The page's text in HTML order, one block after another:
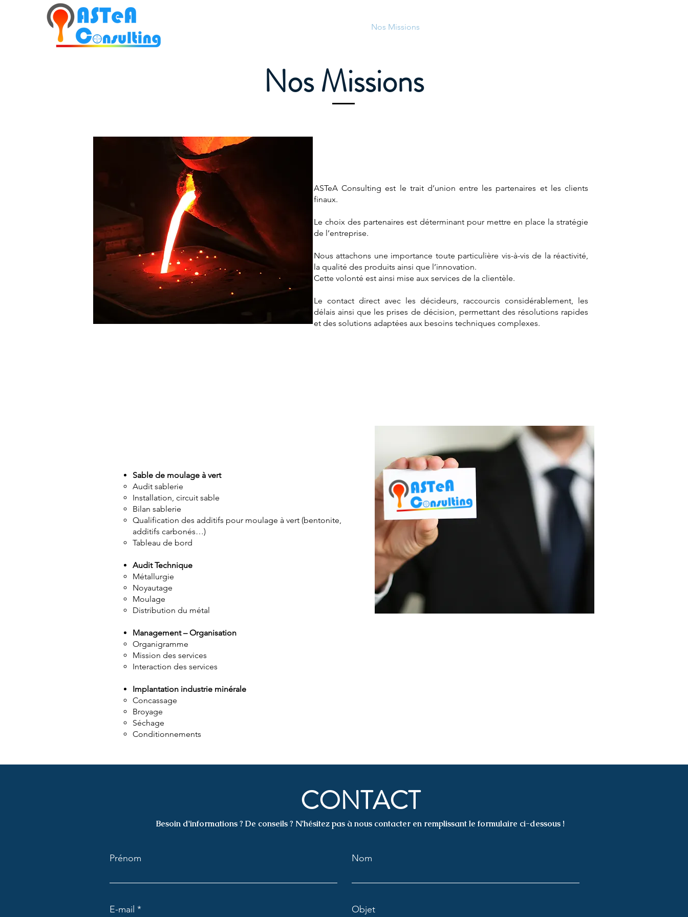
Nos Missions
Nos Missions
ASTeA Consulting est le trait d’union entre les partenaires et les clients
finaux.
Le choix des partenaires est déterminant pour mettre en place la stratégie
de l’entreprise.
Nous attachons une importance toute particulière vis-à-vis de la réactivité,
la qualité des produits ainsi que l’innovation.
Cette volonté est ainsi mise aux services de la clientèle.
Le contact direct avec les décideurs, raccourcis considérablement, les
délais ainsi que les prises de décision, permettant des résolutions rapides
et des solutions adaptées aux besoins techniques complexes.
Sable de moulage à vert
Audit sablerie
Installation, circuit sable
Bilan sablerie
Qualification des additifs pour moulage à vert (bentonite,
additifs carbonés…)
Tableau de bord
Audit Technique
Métallurgie
Noyautage
Moulage
Distribution du métal
Management – Organisation
Organigramme
Mission des services
Interaction des services
Implantation industrie minérale
Concassage
Broyage
Séchage
Conditionnements
CONTACT
Besoin d'informations ? De conseils ? N'hésitez pas à nous contacter en remplissant le formulaire ci-dessous !
Prénom Nom
E-mail Objet